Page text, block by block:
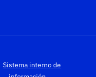
Sistema interno de